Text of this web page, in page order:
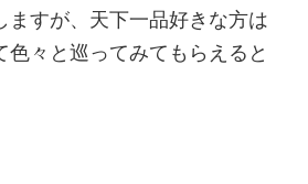
ますが、天下一品好きな方は
色々と巡ってみてもらえると